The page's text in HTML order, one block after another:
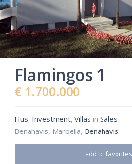
Flamingos 1
€ 1.700.000
Hus, Investment, Villas in Sales
Benahavis, Marbella, Benahavis
add to favorites